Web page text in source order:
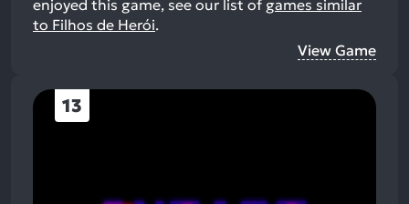
enjoyed this game, see our list of games similar
to Filhos de Herói.
View Game
13